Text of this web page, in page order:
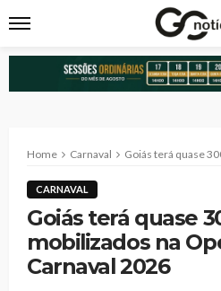
Home Carnaval Goiás terá quase 300
CARNAVAL
Goiás terá quase
mobilizados na
Carnaval 2026